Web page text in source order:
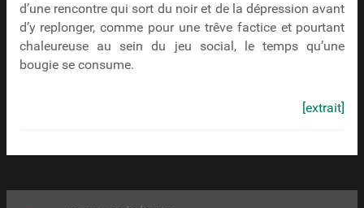
d’une rencontre qui sort du noir et de la dépression avant
d’y replonger, comme pour une trêve factice et pourtant
chaleureuse au sein du jeu social, le temps qu’une
bougie se consume.
[extrait]